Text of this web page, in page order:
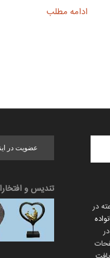
ادامه مطلب
24 ساعته در
در
عضویت در
تندیس و